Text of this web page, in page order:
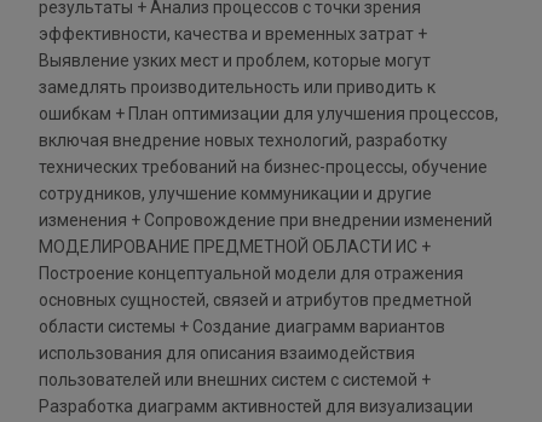
результаты + Анализ процессов с точки зрения
эффективности, качества и временных затрат +
Выявление узких мест и проблем, которые могут
замедлять производительность или приводить к
ошибкам + План оптимизации для улучшения процессов,
включая внедрение новых технологий, разработку
технических требований на бизнес-процессы, обучение
сотрудников, улучшение коммуникации и другие
изменения + Сопровождение при внедрении изменений
МОДЕЛИРОВАНИЕ ПРЕДМЕТНОЙ ОБЛАСТИ ИС +
Построение концептуальной модели для отражения
основных сущностей, связей и атрибутов предметной
области системы + Создание диаграмм вариантов
использования для описания взаимодействия
пользователей или внешних систем с системой +
Разработка диаграмм активностей для визуализации